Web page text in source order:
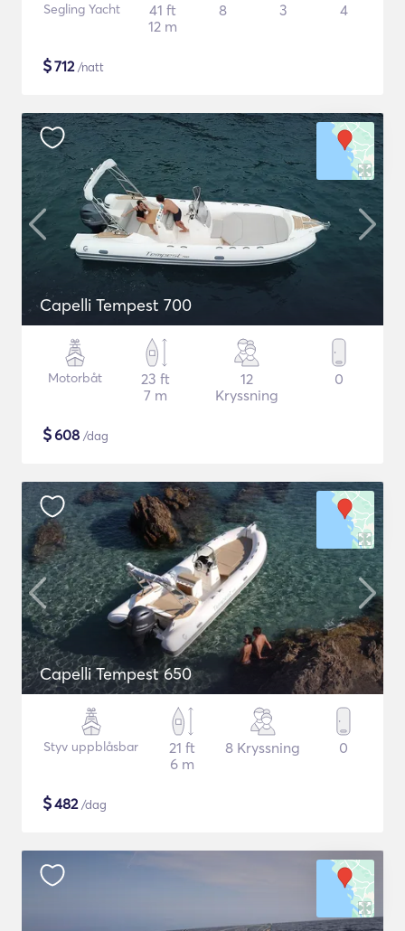
Segling Yacht
41 ft
12 m
8 3 4
$712/natt
Capelli Tempest 700
Motorbåt
23 ft
7 m
12
Kryssning
0
$608 /dag
Capelli Tempest 650
Styv uppblåsbar
21 ft
6 m
8 Kryssning 0
$482/dag